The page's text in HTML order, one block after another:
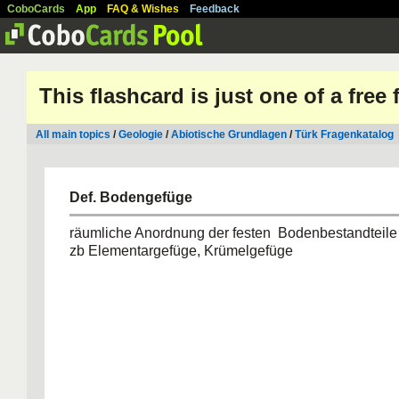
CoboCards App FAQ & Wishes Feedback
This flashcard is just one of a free
All main topics /Geologie /Abiotische Grundlagen /Türk Fragenkatalog
Def. Bodengefüge
räumliche Anordnung der festen Bodenbestandteile
zb Elementargefüge, Krümelgefüge